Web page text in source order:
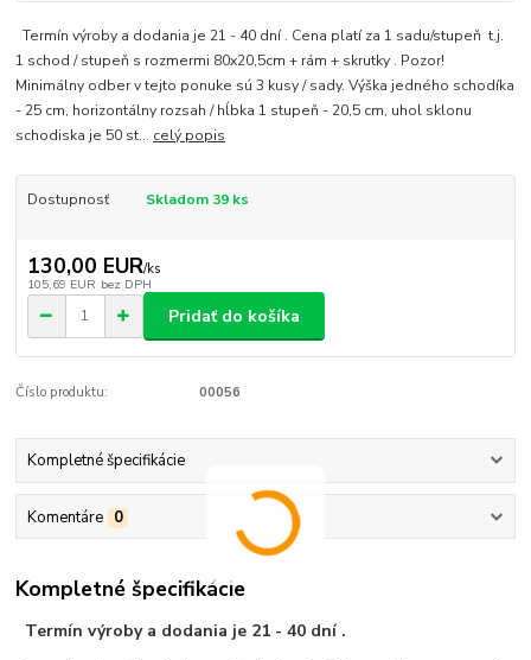
Termín výroby a dodania je 21 - 40 dní . Cena platí za 1 sadu/stupeň t.j.
1 schod / stupeň s rozmermi 80x20,5cm + rám + skrutky . Pozor!
Minimálny odber v tejto ponuke sú 3 kusy / sady. Výška jedného schodíka
- 25 cm, horizontálny rozsah / hĺbka 1 stupeň - 20,5 cm, uhol sklonu
schodiska je 50 st... celý popis
Dostupnosť Skladom 39 ks
130,00 EUR/ks
105,69 EUR bez DPH
Pridať do košíka
Číslo produktu: 00056
Kompletné špecifikácie
Komentáre 0
Kompletné špecifikácie
Termín výroby a dodania je 21 - 40 dní .